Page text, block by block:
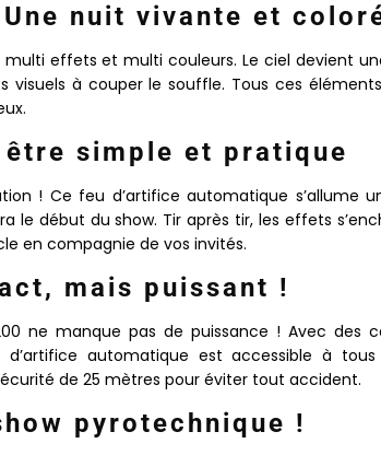
nuit vivante et
effets et multi couleurs. Le ciel devient
à couper le souffle. Tous ces
simple et pratique
! Ce feu d’artifice automatique s’allume
le début du show. Tir après tir, les effets
en compagnie de vos invités.
mais puissant !
ne manque pas de puissance ! Avec des
d’artifice automatique est accessible à
de 25 mètres pour éviter tout accident.
pyrotechnique !